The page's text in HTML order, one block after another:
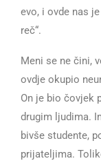
evo, i ovde nas
reč“.
Meni se ne čini,
ovdje okupio
On je bio čovjek
drugim ljudima.
bivše studente,
prijateljima.